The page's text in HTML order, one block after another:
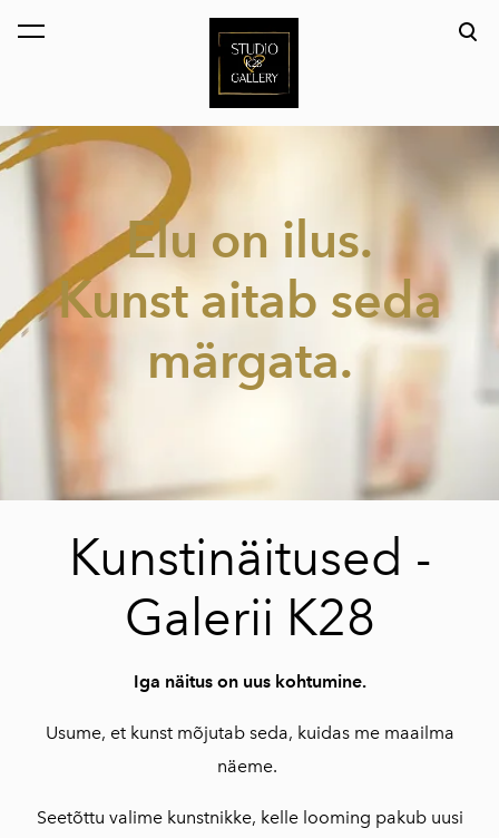
lisati ostukorvi. Vaata ostukorvi
Elu on ilus.
Kunst aitab seda
märgata.
Kunstinäitused -
Galerii K28
Iga näitus on uus kohtumine.
Usume, et kunst mõjutab seda, kuidas me maailma
näeme.
Seetõttu valime kunstnikke, kelle looming pakub uusi